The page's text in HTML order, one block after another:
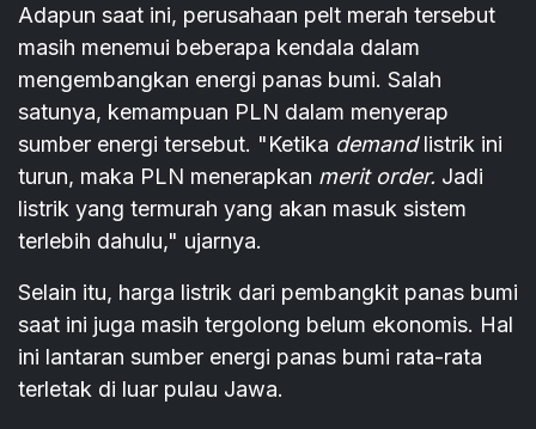
Adapun saat ini, perusahaan pelt merah tersebut
masih menemui beberapa kendala dalam
mengembangkan energi panas bumi. Salah
satunya, kemampuan PLN dalam menyerap
sumber energi tersebut. "Ketika demandlistrik ini
turun, maka PLN menerapkan merit order. Jadi
listrik yang termurah yang akan masuk sistem
terlebih dahulu," ujarnya.
Selain itu, harga listrik dari pembangkit panas bumi
saat ini juga masih tergolong belum ekonomis. Hal
ini lantaran sumber energi panas bumi rata-rata
terletak di luar pulau Jawa.